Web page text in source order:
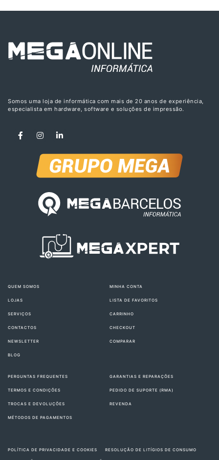
Somos uma loja de informática com mais de 20 anos de experiência,
especialista em hardware, software e soluções de impressão.
QUEM SOMOS
LOJAS
SERVIÇOS
CONTACTOS
NEWSLETTER
BLOG
MINHA CONTA
LISTA DE FAVORITOS
CARRINHO
CHECKOUT
COMPARAR
PERGUNTAS FREQUENTES
TERMOS E CONDIÇÕES
TROCAS E DEVOLUÇÕES
MÉTODOS DE PAGAMENTOS
GARANTIAS E REPARAÇÕES
PEDIDO DE SUPORTE (RMA)
REVENDA
POLÍTICA DE PRIVACIDADE E COOKIES RESOLUÇÃO DE LITÍGIOS DE CONSUMO